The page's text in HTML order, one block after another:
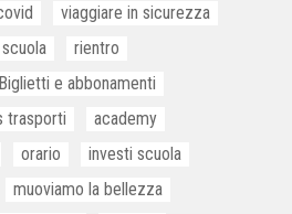
viaggiare in sicurezza
scuola
rientro
Biglietti e abbonamenti
trasporti
academy
orario
investi scuola
muoviamo la bellezza